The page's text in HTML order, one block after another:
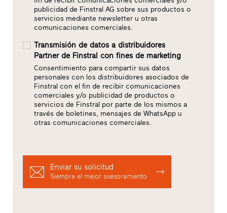
publicidad de Finstral AG sobre sus productos o
servicios mediante newsletter u otras
comunicaciones comerciales.
Transmisión de datos a distribuidores
Partner de Finstral con fines de marketing
Consentimiento para compartir sus datos
personales con los distribuidores asociados de
Finstral con el fin de recibir comunicaciones
comerciales y/o publicidad de productos o
servicios de Finstral por parte de los mismos a
través de boletines, mensajes de WhatsApp u
otras comunicaciones comerciales.
Enviar su solicitud
Siempre el mejor asesoramiento